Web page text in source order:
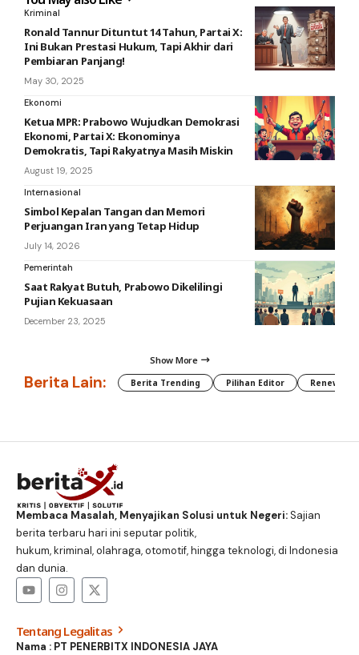
Kriminal
Ronald Tannur Dituntut 14 Tahun, Partai X:
Ini Bukan Prestasi Hukum, Tapi Akhir dari
Pembiaran Panjang!
May 30, 2025
Ekonomi
Ketua MPR: Prabowo Wujudkan Demokrasi
Ekonomi, Partai X: Ekonominya
Demokratis, Tapi Rakyatnya Masih Miskin
August 19, 2025
Internasional
Simbol Kepalan Tangan dan Memori
Perjuangan Iran yang Tetap Hidup
July 14, 2026
Pemerintah
Saat Rakyat Butuh, Prabowo Dikelilingi
Pujian Kekuasaan
December 23, 2025
Show More
Berita Lain: Berita Trending Pilihan Editor
Membaca Masalah, Menyajikan Solusi untuk Negeri:Sajian
berita terbaru hari ini seputar politik,
hukum, kriminal, olahraga, otomotif, hingga teknologi, di Indonesia
dan dunia.
Tentang Legalitas
Nama : PT PENERBITX INDONESIA JAYA